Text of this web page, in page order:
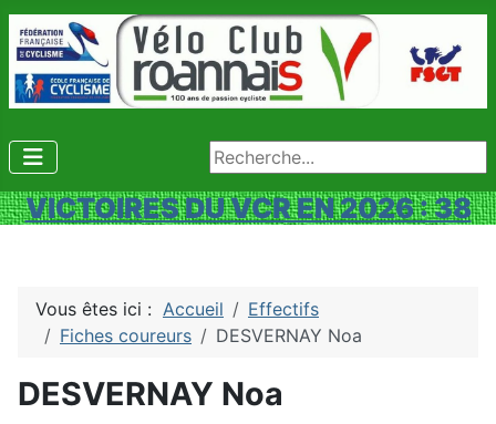
Rechercher
VICTOIRES DU VCR EN 2026 : 38
Vous êtes ici : Accueil
Effectifs
Fiches coureurs
DESVERNAY Noa
DESVERNAY Noa